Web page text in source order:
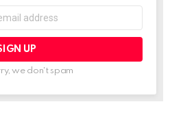
we don't spam